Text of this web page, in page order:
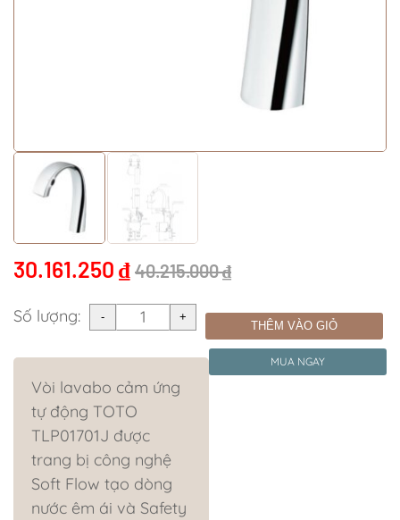
30.161.250 ₫ 40.215.000₫
Số lượng: THÊM VÀO GIỎ
MUA NGAY
Vòi lavabo cảm ứng
tự động TOTO
TLP01701J được
trang bị công nghệ
Soft Flow tạo dòng
nước êm ái và Safety